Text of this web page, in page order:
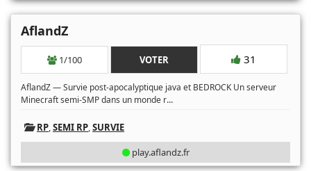
AflandZ
1/100 VOTER 31
AflandZ — Survie post-apocalyptique java et BEDROCK Un serveur
Minecraft semi-SMP dans un monde r...
RP,SEMI RP,SURVIE
play.aflandz.fr